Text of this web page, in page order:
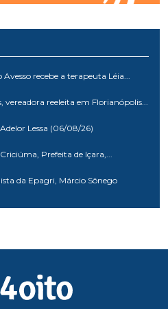
recebe a terapeuta Léia...
vereadora reeleita em Florianópolis...
Lessa (06/08/26)
Prefeita de Içara,...
da Epagri, Márcio Sônego